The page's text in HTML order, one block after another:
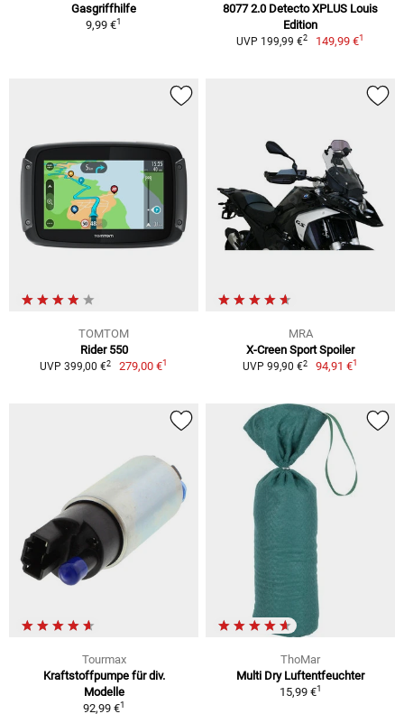
Gasgriffhilfe
9,99 €1
8077 2.0 Detecto XPLUS Louis
Edition
UVP 199,99 €2 149,99 €1
TOMTOM
Rider 550
UVP 399,00 €2 279,00 €1
MRA
X-Creen Sport Spoiler
UVP 99,90 €2 94,91 €1
Tourmax
Kraftstoffpumpe für div.
Modelle
92,99 €1
ThoMar
Multi Dry Luftentfeuchter
15,99 €1